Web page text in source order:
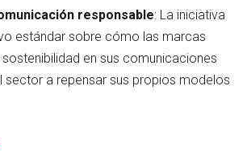
responsable: La iniciativa
estándar sobre cómo las marcas
en sus comunicaciones
sector a repensar sus propios modelos